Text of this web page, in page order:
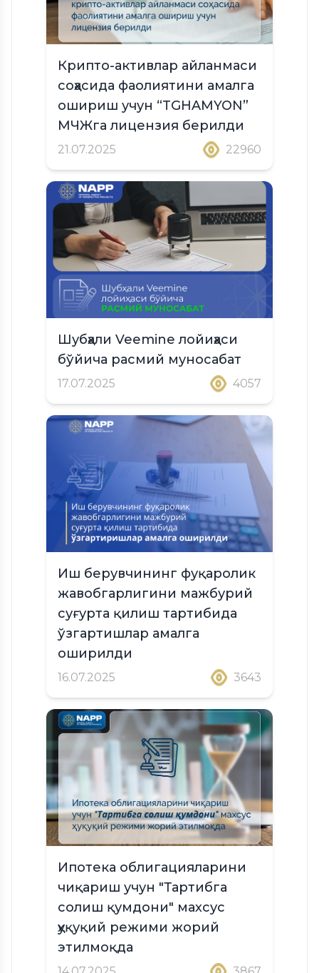
Крипто-активлар айланмаси
соҳасида фаолиятини амалга
ошириш учун “TGHAMYON”
МЧЖга лицензия берилди
21.07.2025 22960
Шубҳали Veemine лойиҳаси
бўйича расмий муносабат
17.07.2025 4057
Иш берувчининг фуқаролик
жавобгарлигини мажбурий
суғурта қилиш тартибида
ўзгартишлар амалга
оширилди
16.07.2025 3643
Ипотека облигацияларини
чиқариш учун "Тартибга
солиш қумдони" махсус
ҳуқуқий режими жорий
этилмоқда